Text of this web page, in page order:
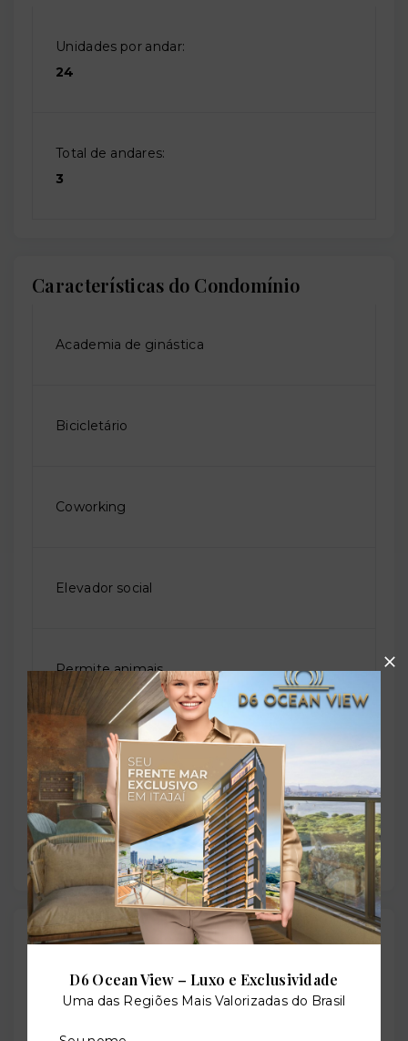
Unidades por andar:
24
Total de andares:
3
Características do Condomínio
Academia de ginástica
Bicicletário
Coworking
Elevador social
Permite animais
Sala de jogos
Salão de festas
Outras Informações
Referência:
D6 Ocean View – Luxo e Exclusividade
Uma das Regiões Mais Valorizadas do Brasil